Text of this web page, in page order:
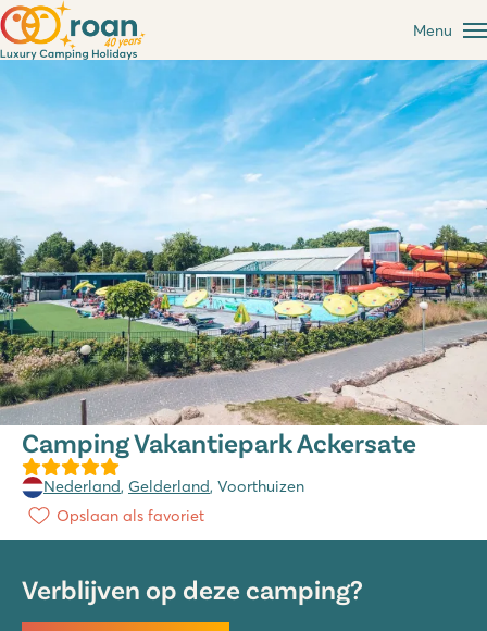
Menu
Camping Vakantiepark Ackersate
Nederland, Gelderland, Voorthuizen
Opslaan als favoriet
Verblijven op deze camping?